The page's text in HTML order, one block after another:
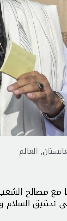
, العالم
مع مصالح
تحقيق